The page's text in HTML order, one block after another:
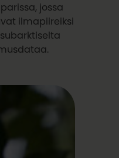
jossa
ilmapiireiksi